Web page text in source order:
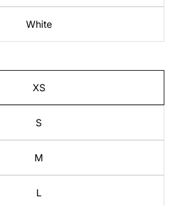
White
XS
S
M
L